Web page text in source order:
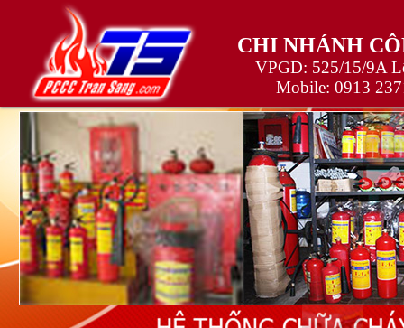
CHI NHÁNH
VPGD: 525/15/9A
Mobile: 0913